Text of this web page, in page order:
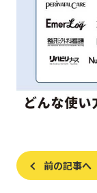
前の記事へ